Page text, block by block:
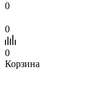
0
0
0
Корзина